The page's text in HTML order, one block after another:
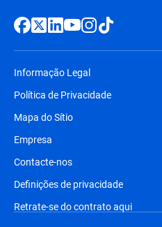
Informação Legal
Política de Privacidade
Mapa do Sítio
Empresa
Contacte-nos
Definições de privacidade
Retrate-se do contrato aqui